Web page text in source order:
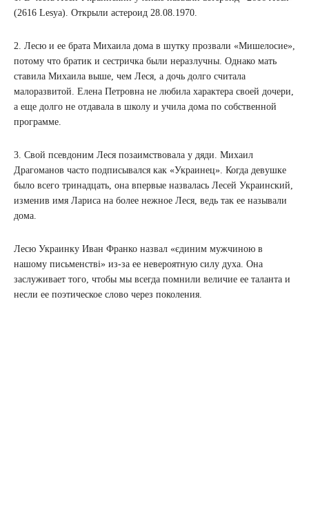
(2616 Lesya). Открыли астероид 28.08.1970.
2. Лесю и ее брата Михаила дома в шутку прозвали «Мишелосие»,
потому что братик и сестричка были неразлучны. Однако мать
ставила Михаила выше, чем Леся, а дочь долго считала
малоразвитой. Елена Петровна не любила характера своей дочери,
а еще долго не отдавала в школу и учила дома по собственной
программе.
3. Свой псевдоним Леся позаимствовала у дяди. Михаил
Драгоманов часто подписывался как «Украинец». Когда девушке
было всего тринадцать, она впервые назвалась Лесей Украинский,
изменив имя Лариса на более нежное Леся, ведь так ее называли
дома.
Лесю Украинку Иван Франко назвал «єдиним мужчиною в
нашому письменстві» из-за ее невероятную силу духа. Она
заслуживает того, чтобы мы всегда помнили величие ее таланта и
несли ее поэтическое слово через поколения.